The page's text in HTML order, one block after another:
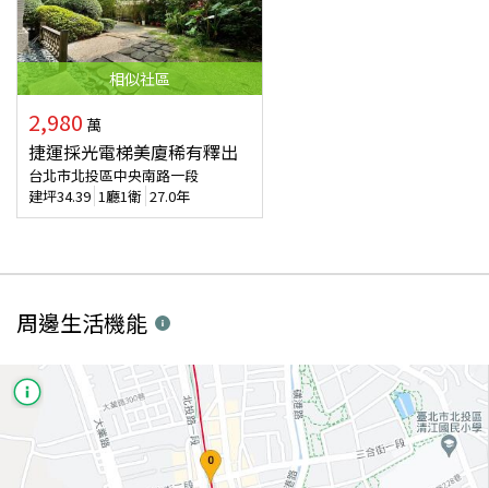
相似社區
2,980 萬
捷運採光電梯美廈稀有釋出
台北市北投區中央南路一段
建坪34.39 1廳1衛 27.0年
周邊生活機能